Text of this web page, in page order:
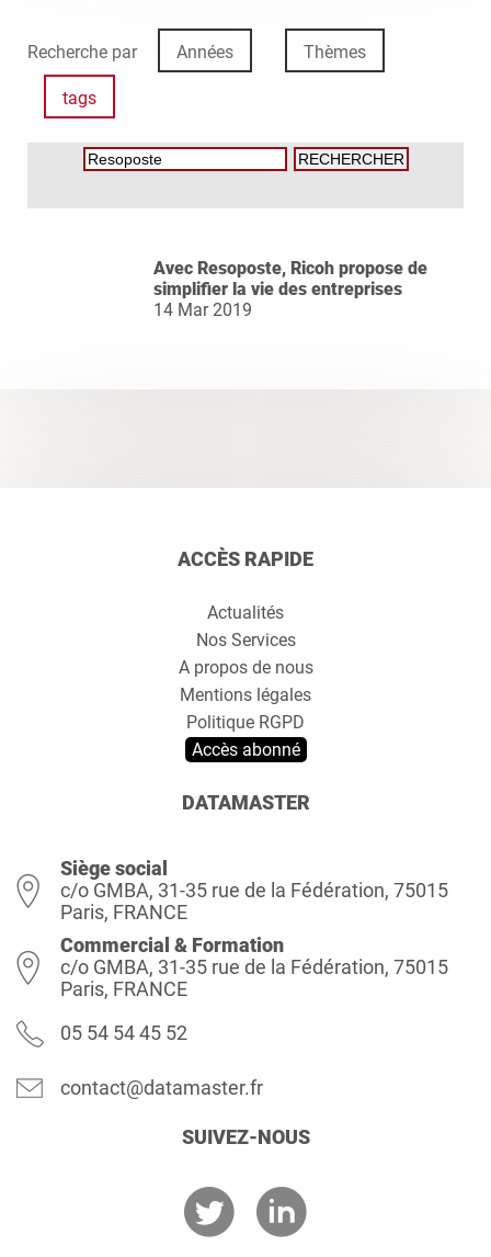
Recherche par Années Thèmes
tags
Avec Resoposte, Ricoh propose de
simplifier la vie des entreprises
14 Mar 2019
ACCÈS RAPIDE
Actualités
Nos Services
A propos de nous
Mentions légales
Politique RGPD
Accès abonné
DATAMASTER
Siège social
c/o GMBA, 31-35 rue de la Fédération, 75015
Paris, FRANCE
Commercial & Formation
c/o GMBA, 31-35 rue de la Fédération, 75015
Paris, FRANCE
05 54 54 45 52
contact@datamaster.fr
SUIVEZ-NOUS